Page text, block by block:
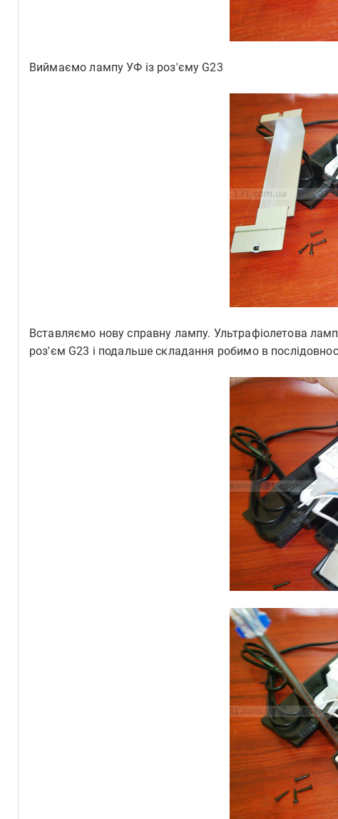
Виймаємо лампу УФ із роз'єму G23
Вставляємо нову справну лампу. Ультрафіолетова
роз'єм G23 і подальше складання робимо в